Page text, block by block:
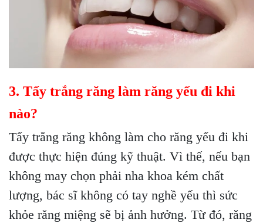
3. Tẩy trắng răng làm răng yếu đi khi
nào?
Tẩy trắng răng không làm cho răng yếu đi khi
được thực hiện đúng kỹ thuật. Vì thế, nếu bạn
không may chọn phải nha khoa kém chất
lượng, bác sĩ không có tay nghề yếu thì sức
khỏe răng miệng sẽ bị ảnh hưởng. Từ đó, răng